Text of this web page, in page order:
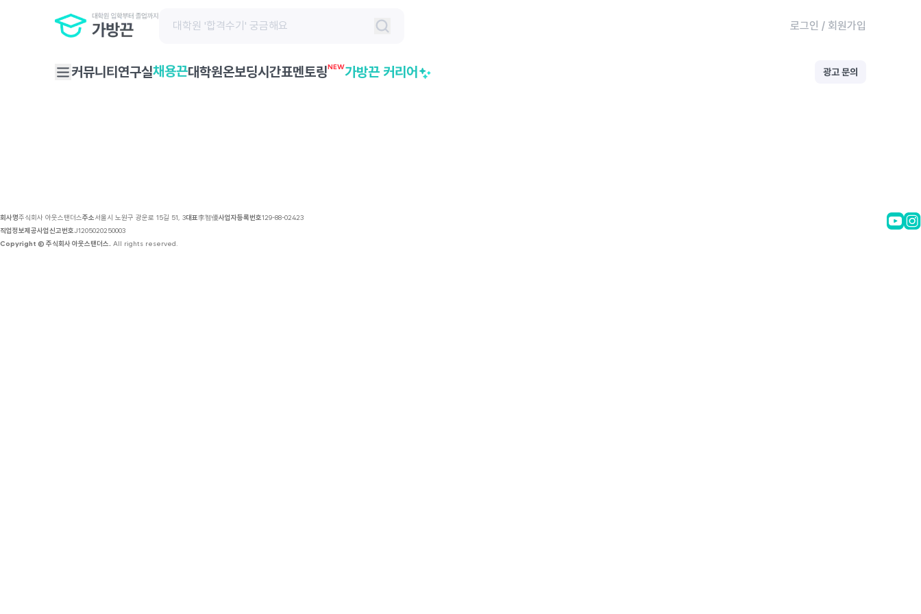
로그인 / 회원가입
커뮤니티 연구실채용끈대학원온보딩시간표멘토링NEW가방끈 커리어 광고 문의
회사명주식회사 아웃스탠더스주소서울시 노원구 광운로 15길 51, 3대표李智優사업자등록번호129-88-02423
직업정보제공사업신고번호J1205020250003
Copyright © 주식회사 아웃스탠더스. All rights reserved.